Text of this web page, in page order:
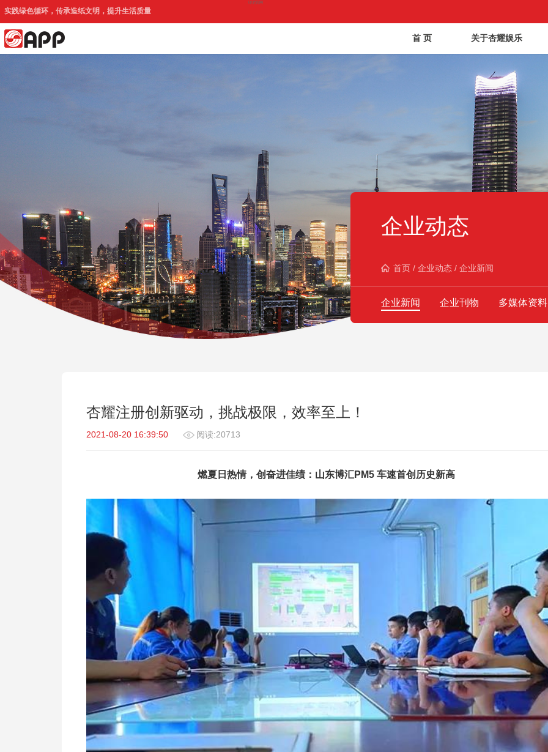
实践绿色循环，传承造纸文明，提升生活质量
印尼官网
关于杏耀娱乐
首 页
企业动态
首页 /企业动态 /企业新闻
企业新闻 企业刊物 多媒体资料
杏耀注册创新驱动，挑战极限，效率至上！
2021-08-20 16:39:50 阅读:20713
燃夏日热情，创奋进佳绩：山东博汇PM5 车速首创历史新高